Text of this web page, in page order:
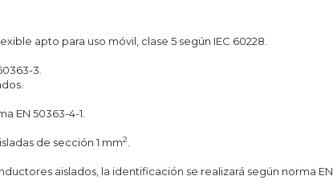
apto para uso móvil, clase 5 según IEC 60228.
3.
EN 50363-4-1.
de sección 1 mm2.
aislados, la identificación se realizará según norma EN